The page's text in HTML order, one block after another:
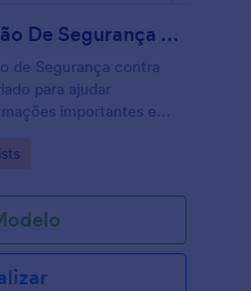
Checklist De Inspeção De Segurança Contra Incêndios
de Segurança contra
para ajudar
importantes e